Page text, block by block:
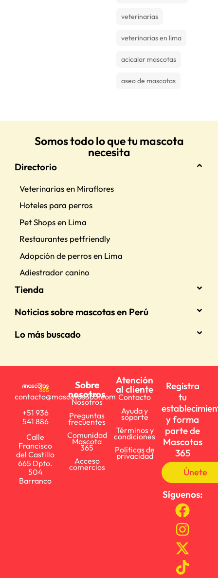
veterinarias
veterinarias en lima
acicalar mascotas
aseo de mascotas
Somos todo lo que tu mascota
necesita
Directorio
Veterinarias en Miraflores
Hoteles para perros
Pet Shops en Lima
Restaurantes petfriendly
Adopción de perros en Lima
Adiestrador canino
Tienda
Noticias sobre mascotas en Perú
Lo más buscado
contacto@mascotas365.com
+51 936
541 886
Calle
Francisco
del Castillo
665 Dpto.
504
Barranco
Sobre
nosotros
Nosotros
Preguntas
frecuentes
Comunidad
Mascota
365
Acceso
comercios
Atención
al cliente
Contacto
Ayuda y
soporte
Términos y
condiciones
Políticas de
privacidad
Registra
tu
y forma
parte de
Mascotas
365
Únete
Síguenos: